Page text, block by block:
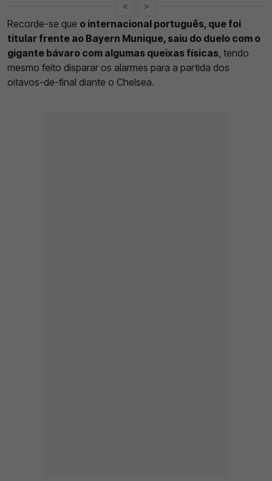
< >
Recorde-se que o internacional português, que foi
titular frente ao Bayern Munique, saiu do duelo com o
gigante bávaro com algumas queixas físicas, tendo
mesmo feito disparar os alarmes para a partida dos
oitavos-de-final diante o Chelsea.